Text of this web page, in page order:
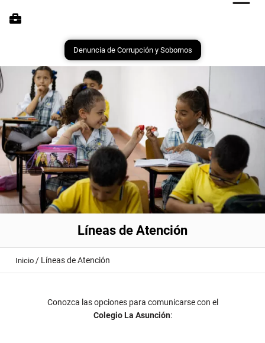
Denuncia de Corrupción y Sobornos
Líneas de Atención
Inicio / Líneas de Atención
Conozca las opciones para comunicarse con el
Colegio La Asunción: